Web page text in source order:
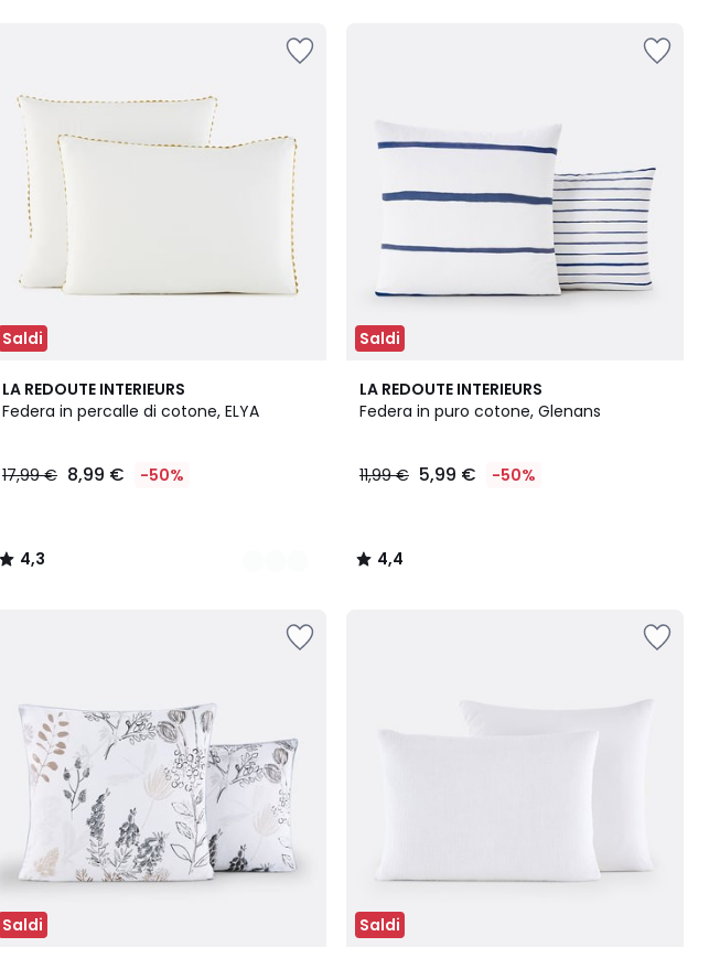
Saldi
LA REDOUTE INTERIEURS
Federa in percalle di cotone, ELYA
17,99 € 8,99 € -50%
4,3
/ 5
3
Colori
4,3
/
Saldi
LA REDOUTE INTERIEURS
Federa in puro cotone, Glenans
11,99 € 5,99 € -50%
4,4
/ 5
4,4
/
Saldi Saldi